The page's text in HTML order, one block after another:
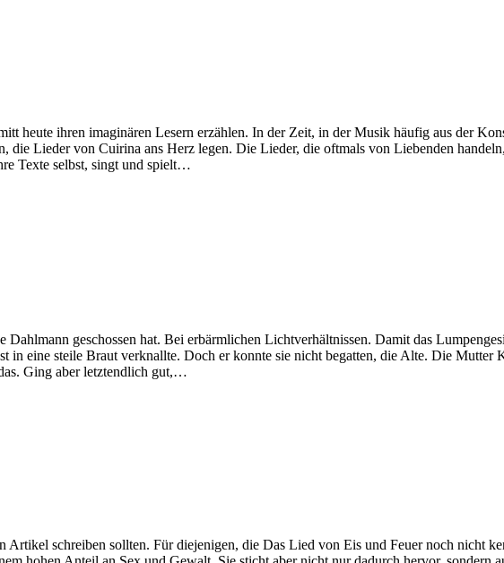
heute ihren imaginären Lesern erzählen. In der Zeit, in der Musik häufig aus der
Lieder von Cuirina ans Herz legen. Die Lieder, die oftmals von Liebenden
Texte selbst, singt und spielt…
geschossen hat. Bei erbärmlichen Lichtverhältnissen. Damit das
eine steile Braut verknallte. Doch er konnte sie nicht begatten, die Alte. Die Mutter
Ging aber letztendlich gut,…
schreiben sollten. Für diejenigen, die Das Lied von Eis und Feuer noch nicht